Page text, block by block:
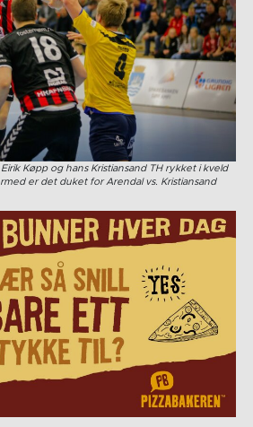
Køpp og hans Kristiansand TH rykket i kveld
er det duket for Arendal vs. Kristiansand